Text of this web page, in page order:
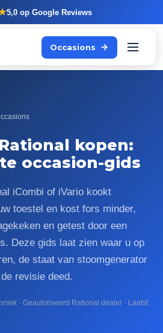
5,0 op Google Reviews
Occasions
kopen:
occasion-gids
iCombi of iVario kookt
toestel en kost fors minder,
en getest door een
Deze gids laat zien waar u op
de staat van stoomgenerator
revisie deed.
· Geautoriseerd Rational dealer · Laatst